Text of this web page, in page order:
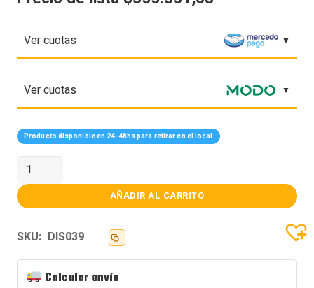
Ver cuotas
Ver cuotas
Producto disponible en 24-48hs para retirar en el local
DISCO
SOLIDO
SSD
KINGSTON
960GB
2.5
cantidad
AÑADIR AL CARRITO
SKU: DIS039
Calcular envío